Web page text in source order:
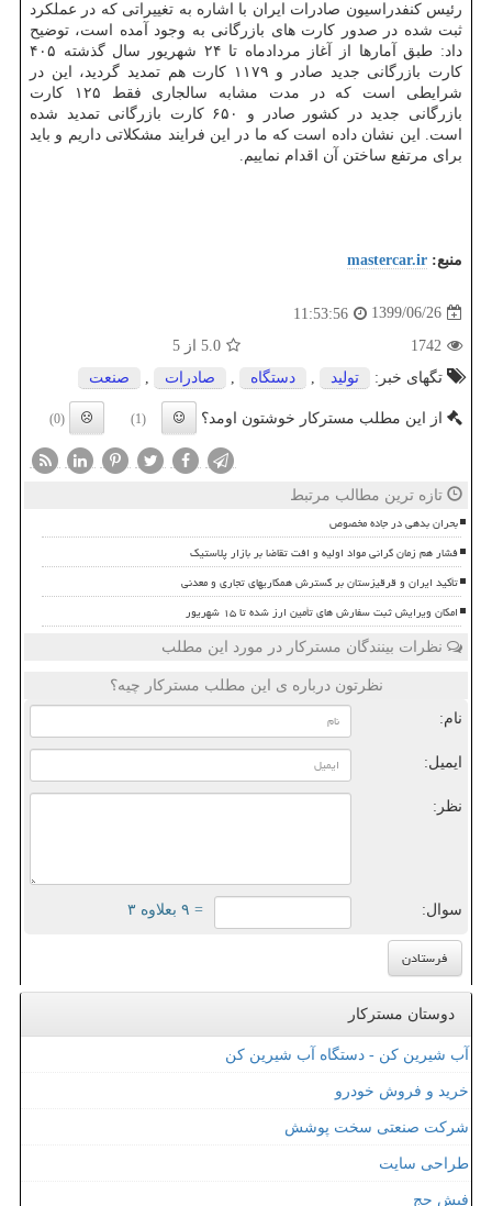
رئیس کنفدراسیون صادرات ایران با اشاره به تغییراتی که در عملکرد
ثبت شده در صدور کارت های بازرگانی به وجود آمده است، توضیح
داد: طبق آمارها از آغاز مردادماه تا ۲۴ شهریور سال گذشته ۴۰۵
کارت بازرگانی جدید صادر و ۱۱۷۹ کارت هم تمدید گردید، این در
شرایطی است که در مدت مشابه سالجاری فقط ۱۲۵ کارت
بازرگانی جدید در کشور صادر و ۶۵۰ کارت بازرگانی تمدید شده
است. این نشان داده است که ما در این فرایند مشکلاتی داریم و باید
برای مرتفع ساختن آن اقدام نماییم.
منبع: mastercar.ir
1399/06/26
11:53:56
1742
5.0 از 5
تگهای خبر:
تولید , دستگاه , صادرات , صنعت
از این مطلب مسترکار خوشتون اومد؟ (1)
(0)
تازه ترین مطالب مرتبط
بحران بدهی در جاده مخصوص
فشار هم زمان گرانی مواد اولیه و افت تقاضا بر بازار پلاستیک
تأکید ایران و قرقیزستان بر گسترش همکاریهای تجاری و معدنی
امکان ویرایش ثبت سفارش های تأمین ارز شده تا ۱۵ شهریور
نظرات بینندگان مسترکار در مورد این مطلب
نظرتون درباره ی این مطلب مسترکار چیه؟
نام:
ایمیل:
نظر:
سوال: = ۹ بعلاوه ۳
دوستان مسترکار
آب شیرین کن - دستگاه آب شیرین کن
خرید و فروش خودرو
شرکت صنعتی سخت پوشش
طراحی سایت
فیش حج